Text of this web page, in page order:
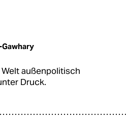
Gawhary
außenpolitisch
Druck.